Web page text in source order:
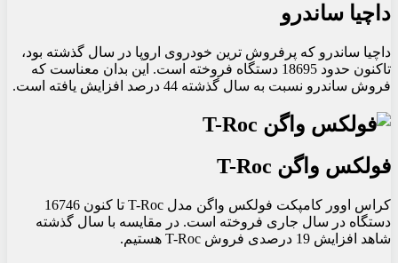
داچیا ساندرو
داچیا ساندرو که پرفروش ترین خودروی اروپا در سال گذشته بود،
تاکنون حدود 18695 دستگاه فروخته است. این بدان معناست که
فروش ساندرو نسبت به سال گذشته 44 درصد افزایش یافته است.
فولکس واگن T-Roc
کراس اوور کامپکت فولکس واگن مدل T-Roc تا کنون 16746
دستگاه در سال جاری فروخته است. در مقایسه با سال گذشته
شاهد افزایش 19 درصدی فروش T-Roc هستیم.